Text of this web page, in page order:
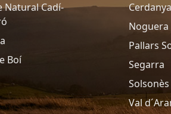
Natural Cadí-
Boí
Noguera
Pallars
Segarra
Solsonès
Val